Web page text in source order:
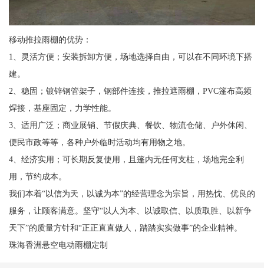
移动推拉雨棚的优势：
1、灵活方便；安装拆卸方便，场地选择自由，可以在不同环境下搭
建。
2、稳固；镀锌钢管架子，钢部件连接，推拉遮雨棚，PVC篷布高频
焊接，基座固定，力学性能。
3、适用广泛；商业展销、节假庆典、餐饮、物流仓储、户外休闲、
便民市政等等，各种户外临时活动均有用物之地。
4、经济实用；可长期反复使用，且篷内无任何支柱，场地完全利
用，节约成本。
我们本着“以信为天，以诚为本”的经营理念为宗旨，用热忱、优良的
服务，让顾客满意。坚守“以人为本、以诚取信、以质取胜、以新争
天下”的质量方针和“正正直直做人，踏踏实实做事”的企业精神。
珠海香洲悬空电动雨棚定制